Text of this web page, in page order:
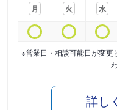
月
火
水
※営業日・相談可能日が変更
詳し